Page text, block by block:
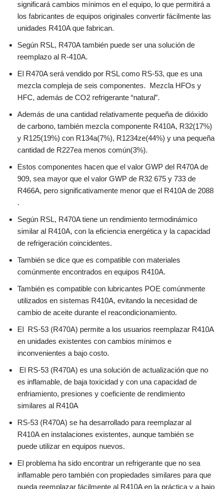
significará cambios mínimos en el equipo, lo que permitirá a
los fabricantes de equipos originales convertir fácilmente las
unidades R410A que fabrican.
Según RSL, R470A también puede ser una solución de
reemplazo al R-410A.
El R470A será vendido por RSL como RS-53, que es una
mezcla compleja de seis componentes. Mezcla HFOs y
HFC, además de CO2 refrigerante “natural”.
Además de una cantidad relativamente pequeña de dióxido
de carbono, también mezcla componente R410A, R32(17%)
y R125(19%) con R134a(7%), R1234ze(44%) y una pequeña
cantidad de R227ea menos común(3%).
Estos componentes hacen que el valor GWP del R470A de
909, sea mayor que el valor GWP de R32 675 y 733 de
R466A, pero significativamente menor que el R410A de 2088
.
Según RSL, R470A tiene un rendimiento termodinámico
similar al R410A, con la eficiencia energética y la capacidad
de refrigeración coincidentes.
También se dice que es compatible con materiales
comúnmente encontrados en equipos R410A.
También es compatible con lubricantes POE comúnmente
utilizados en sistemas R410A, evitando la necesidad de
cambio de aceite durante el reacondicionamiento.
El RS-53 (R470A) permite a los usuarios reemplazar R410A
en unidades existentes con cambios mínimos e
inconvenientes a bajo costo.
El RS-53 (R470A) es una solución de actualización que no
es inflamable, de baja toxicidad y con una capacidad de
enfriamiento, presiones y coeficiente de rendimiento
similares al R410A
RS-53 (R470A) se ha desarrollado para reemplazar al
R410A en instalaciones existentes, aunque también se
puede utilizar en equipos nuevos.
El problema ha sido encontrar un refrigerante que no sea
inflamable pero también con propiedades similares para que
pueda reemplazar fácilmente al R410A en la práctica y a bajo